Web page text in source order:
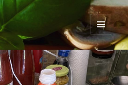
MENÜ
UND
WIDGETS